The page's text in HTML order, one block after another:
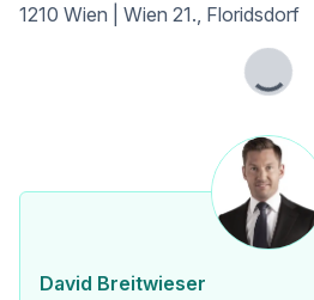
1210 Wien | Wien 21., Floridsdorf
Lade...
David Breitwieser